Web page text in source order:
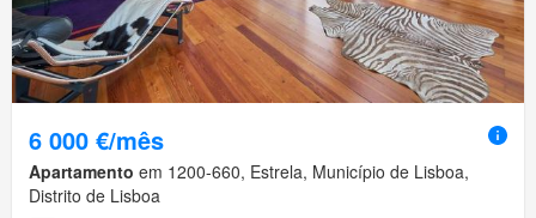
6 000 €/mês
Apartamento em 1200-660, Estrela, Município de Lisboa,
Distrito de Lisboa